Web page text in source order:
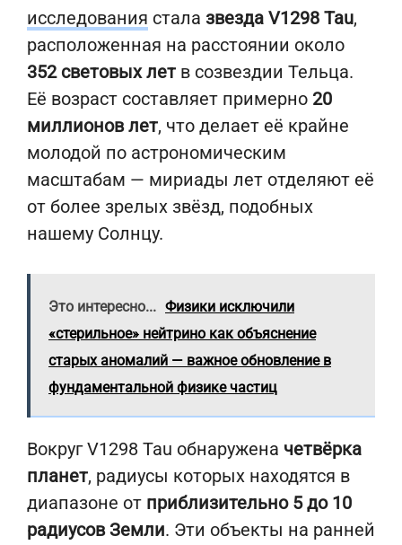
исследования стала звезда V1298 Tau,
расположенная на расстоянии около
352 световых лет в созвездии Тельца.
Её возраст составляет примерно 20
миллионов лет, что делает её крайне
молодой по астрономическим
масштабам — мириады лет отделяют её
от более зрелых звёзд, подобных
нашему Солнцу.
Это интересно... Физики исключили
«стерильное» нейтрино как объяснение
старых аномалий — важное обновление в
фундаментальной физике частиц
Вокруг V1298 Tau обнаружена четвёрка
планет, радиусы которых находятся в
диапазоне от приблизительно 5 до 10
радиусов Земли. Эти объекты на ранней